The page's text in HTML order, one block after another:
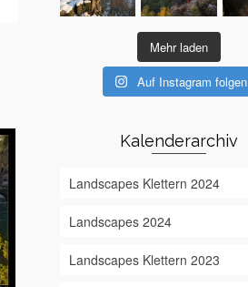
Mehr laden
Auf Instagram folgen
Kalenderarchiv
Landscapes Klettern 2024
Landscapes 2024
Landscapes Klettern 2023